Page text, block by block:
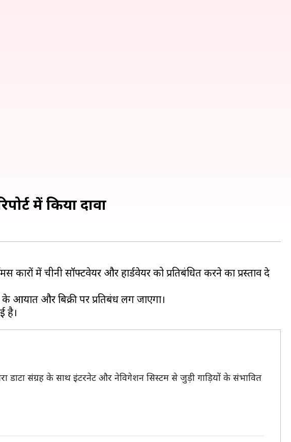
में किया दावा
कारों में चीनी सॉफ्टवेयर और हार्डवेयर को प्रतिबंधित करने का प्रस्ताव दे
के आयात और बिक्री पर प्रतिबंध लग जाएगा।
डाटा संग्रह के साथ इंटरनेट और नेविगेशन सिस्टम से जुड़ी गाड़ियों के संभावित